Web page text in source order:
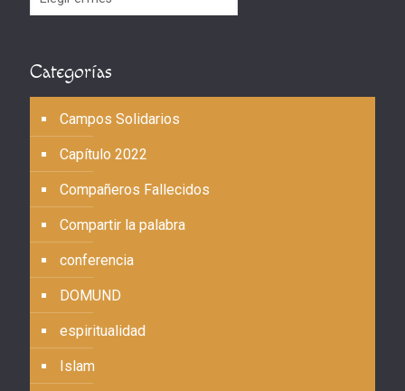
Categorías
Campos Solidarios
Capítulo 2022
Compañeros Fallecidos
Compartir la palabra
conferencia
DOMUND
espiritualidad
Islam